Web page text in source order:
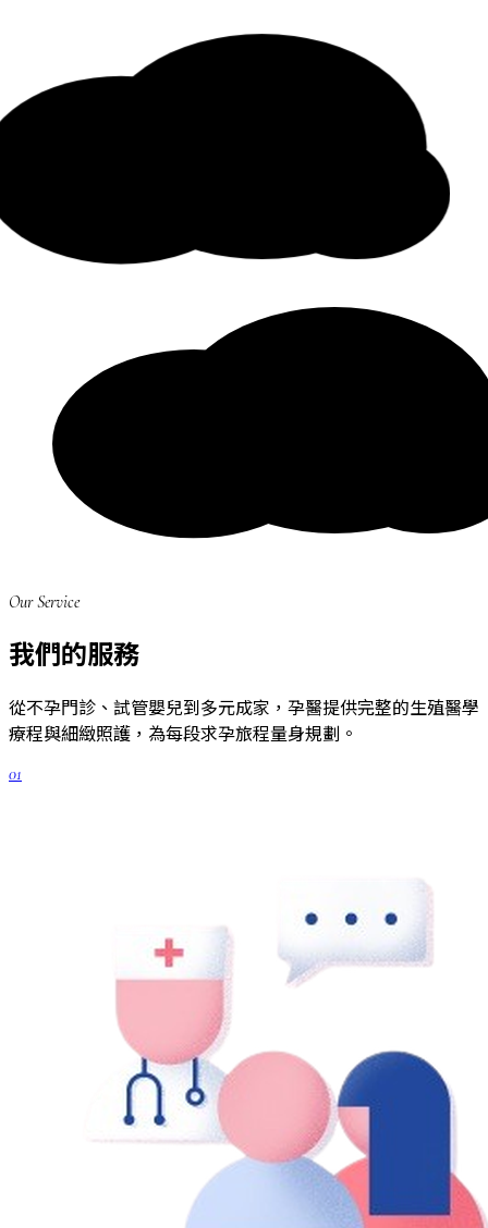
Our Service
我們的服務
從不孕門診、試管嬰兒到多元成家，孕醫提供完整的生殖醫學
療程與細緻照護，為每段求孕旅程量身規劃。
01